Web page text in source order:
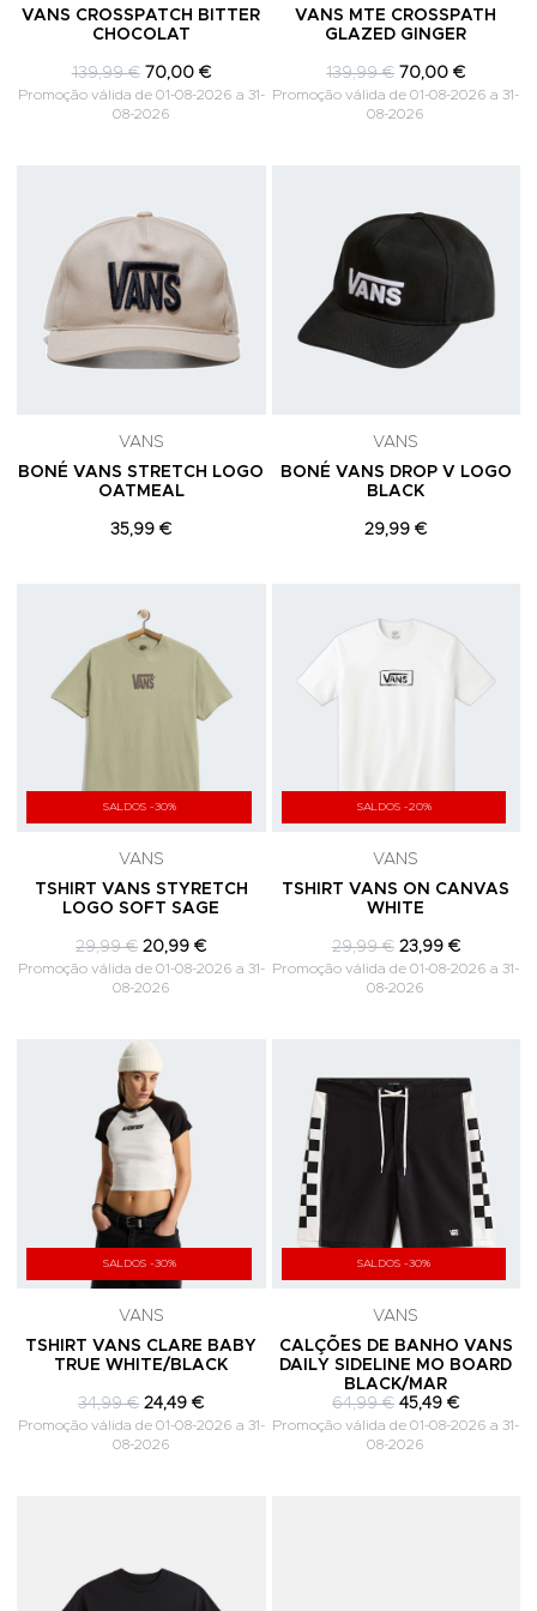
VANS CROSSPATCH BITTER
CHOCOLAT
139,99 € 70,00 €
Promoção válida de 01-08-2026 a 31-
08-2026
VANS MTE CROSSPATH
GLAZED GINGER
139,99 € 70,00 €
Promoção válida de 01-08-2026 a 31-
08-2026
VANS
BONÉ VANS STRETCH LOGO
OATMEAL
35,99 €
VANS
BONÉ VANS DROP V LOGO
BLACK
29,99 €
SALDOS -30%
VANS
TSHIRT VANS STYRETCH
LOGO SOFT SAGE
29,99 € 20,99 €
Promoção válida de 01-08-2026 a 31-
08-2026
SALDOS -20%
VANS
TSHIRT VANS ON CANVAS
WHITE
29,99 € 23,99 €
Promoção válida de 01-08-2026 a 31-
08-2026
SALDOS -30%
VANS
TSHIRT VANS CLARE BABY
TRUE WHITE/BLACK
34,99 € 24,49 €
Promoção válida de 01-08-2026 a 31-
08-2026
SALDOS -30%
VANS
CALÇÕES DE BANHO VANS
DAILY SIDELINE MO BOARD
BLACK/MAR
64,99 € 45,49 €
Promoção válida de 01-08-2026 a 31-
08-2026